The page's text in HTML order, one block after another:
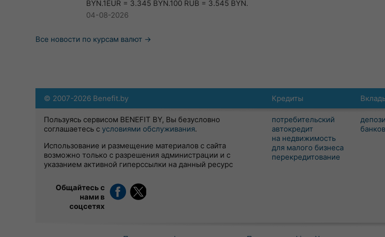
BYN.1EUR = 3.345 BYN.100 RUB = 3.545 BYN.
04-08-2026
Все новости по курсам валют →
Кредиты
потребительский
автокредит
на недвижимость
для малого бизнеса
перекредитование
банков
© 2007-2026 Benefit.by
Пользуясь сервисом BENEFIT BY, Вы безусловно
соглашаетесь с условиями обслуживания.
Использование и размещение материалов с сайта
возможно только с разрешения администрации и с
указанием активной гиперссылки на данный ресурс
Общайтесь с
нами в
соцсетях